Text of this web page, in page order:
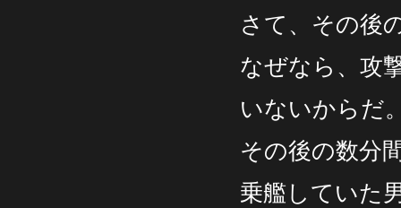
さて、その後
なぜなら、攻
いないからだ
その後の数分
乗艦していた